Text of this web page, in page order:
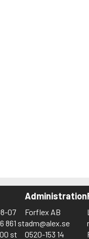
07
861 st
st
Administration
Forflex AB
adm@alex.se
0520-153 14